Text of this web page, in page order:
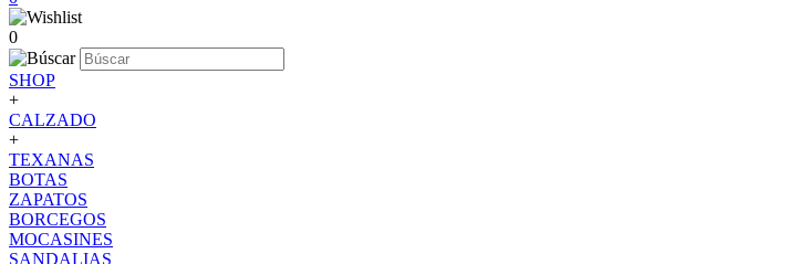
0
SHOP
+
CALZADO
+
TEXANAS
BOTAS
ZAPATOS
BORCEGOS
MOCASINES
SANDALIAS